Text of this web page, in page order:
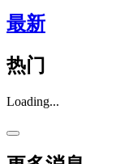
最新
热门
Loading...